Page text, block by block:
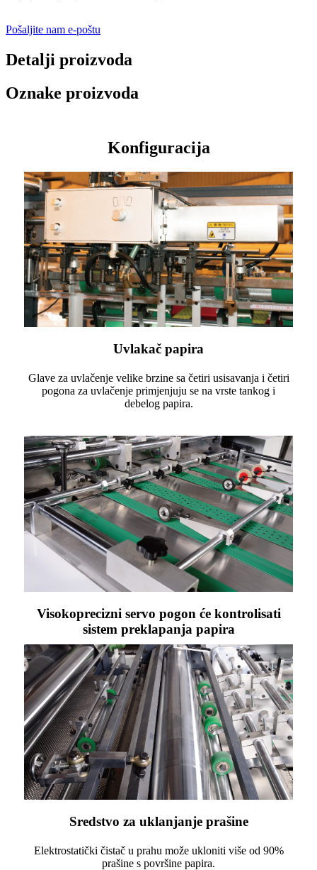
Pošaljite nam e-poštu
Detalji proizvoda
Oznake proizvoda
Konfiguracija
Uvlakač papira
Glave za uvlačenje velike brzine sa četiri usisavanja i četiri
pogona za uvlačenje primjenjuju se na vrste tankog i
debelog papira.
Visokoprecizni servo pogon će kontrolisati
sistem preklapanja papira
Sredstvo za uklanjanje prašine
Elektrostatički čistač u prahu može ukloniti više od 90%
prašine s površine papira.